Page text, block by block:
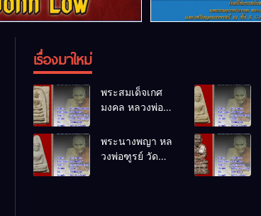
เรื่องมาใหม่
พระสมเด็จเกศ
มงคล หลวงพ่อ
โพธิ์นิมิตร
พ.ศ.2512
พระนางพญา หล
วงพ่อฑูรย์ วัด